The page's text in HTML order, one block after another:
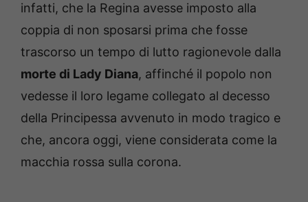
infatti, che la Regina avesse imposto alla
coppia di non sposarsi prima che fosse
trascorso un tempo di lutto ragionevole dalla
morte di Lady Diana, affinché il popolo non
vedesse il loro legame collegato al decesso
della Principessa avvenuto in modo tragico e
che, ancora oggi, viene considerata come la
macchia rossa sulla corona.